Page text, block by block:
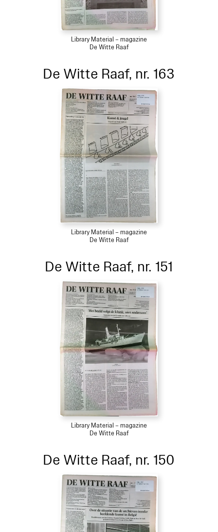
Library Material – magazine
De Witte Raaf
De Witte Raaf, nr. 163
Library Material – magazine
De Witte Raaf
De Witte Raaf, nr. 151
Library Material – magazine
De Witte Raaf
De Witte Raaf, nr. 150